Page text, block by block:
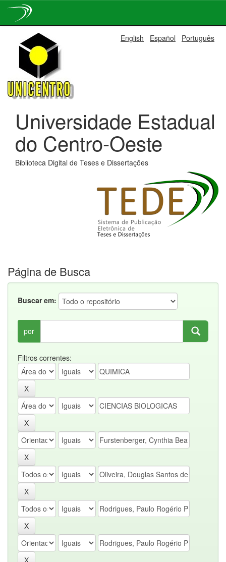
navigation
English Español Português
Universidade Estadual
do Centro-Oeste
Biblioteca Digital de Teses e Dissertações
Página de Busca
Buscar em:
por
Filtros correntes: